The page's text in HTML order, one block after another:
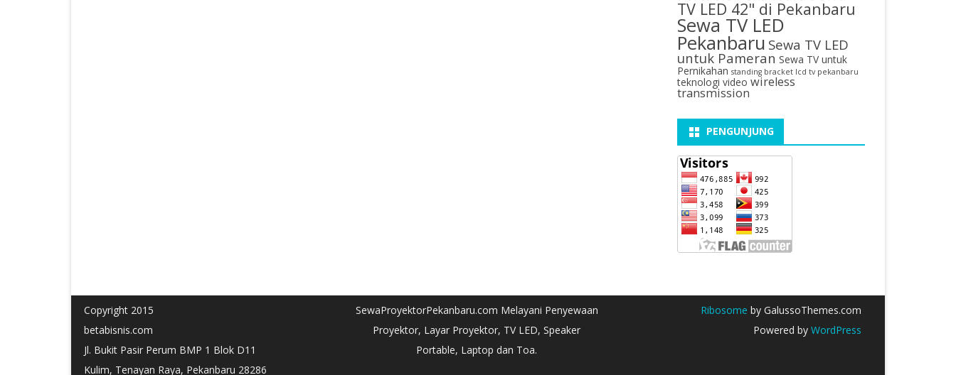
TV LED 42" di Pekanbaru
Sewa TV LED
Pekanbaru Sewa TV LED
untuk Pameran Sewa TV untuk
Pernikahan standing bracket lcd tv pekanbaru
teknologi video wireless
transmission
PENGUNJUNG
Copyright 2015
betabisnis.com
Jl. Bukit Pasir Perum BMP 1 Blok D11
Kulim, Tenayan Raya, Pekanbaru 28286
SewaProyektorPekanbaru.com Melayani Penyewaan
Proyektor, Layar Proyektor, TV LED, Speaker
Portable, Laptop dan Toa.
Ribosome by GalussoThemes.com
Powered by WordPress